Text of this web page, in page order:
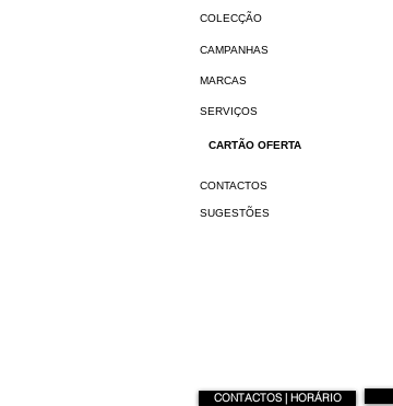
COLECÇÃO
CAMPANHAS
MARCAS
SERVIÇOS
CARTÃO OFERTA
CONTACTOS
SUGESTÕES
CONTACTOS | HORÁRIO